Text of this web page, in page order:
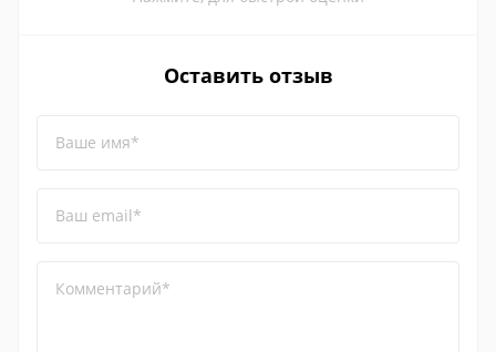
Оставить отзыв
Ваше имя*
Ваш email*
Комментарий*